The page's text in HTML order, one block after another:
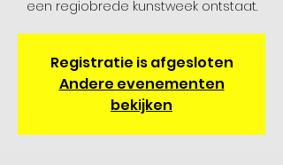
een regiobrede kunstweek ontstaat.
Registratie is afgesloten
Andere evenementen
bekijken